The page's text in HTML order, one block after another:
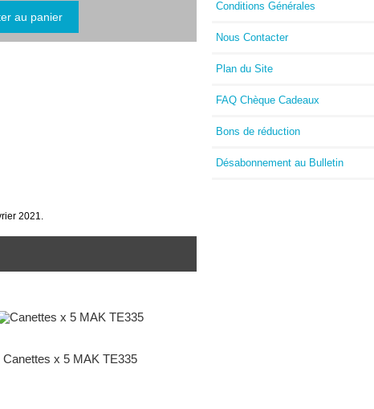
2021.
Canettes x 5 MAK TE335
Conditions Générales
Nous Contacter
Plan du Site
FAQ Chèque Cadeaux
Bons de réduction
Désabonnement au Bulletin